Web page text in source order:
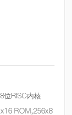
位RISC内核
ROM,256x8